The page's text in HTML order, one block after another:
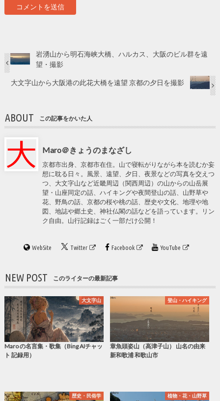
岩湧山から明石海峡大橋、ハルカス、大阪のビル群を遠
望・撮影
大文字山から大阪港の此花大橋を遠望 京都の夕日を撮影
ABOUT この記事をかいた人
Maro＠きょうのまなざし
京都市出身、京都市在住。山で寝転がりながら本を読むか妄
想に耽る日々。風景、遠望、夕日、夜景などの写真を交えつ
つ、大文字山など近畿周辺（関西周辺）の山からの山岳展
望・山座同定の話、ハイキングや夜間登山の話、山野草や
花、野鳥の話、京都の桜や桃の話、歴史や文化、地理や地
図、地誌や郷土史、神社仏閣の話などを語っています。リン
ク自由。山行記録はごく一部だけ公開！
WebSite Twitter Facebook YouTube
NEW POST このライターの最新記事
大文字山
Maro の名言集・歌集（Bing AIチャッ
ト 記録用）
登山・ハイキング
章魚頭姿山（高津子山） 山名の由来
新和歌浦 和歌山市
歴史・民俗学 植物・花・山野草